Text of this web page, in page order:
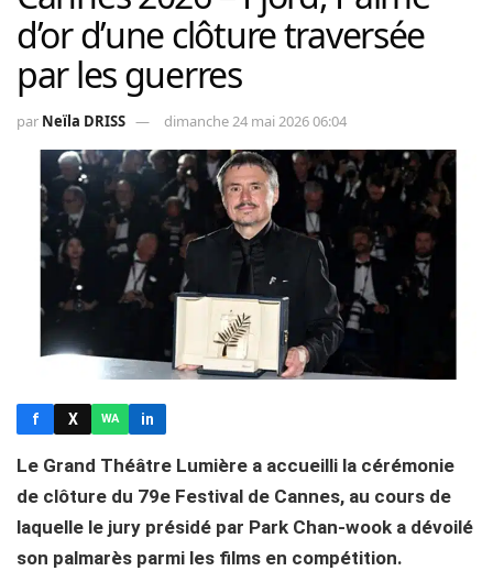
d’or d’une clôture traversée
par les guerres
par Neïla DRISS dimanche 24 mai 2026 06:04
f X WA in
Le Grand Théâtre Lumière a accueilli la cérémonie
de clôture du 79e Festival de Cannes, au cours de
laquelle le jury présidé par Park Chan-wook a dévoilé
son palmarès parmi les films en compétition.